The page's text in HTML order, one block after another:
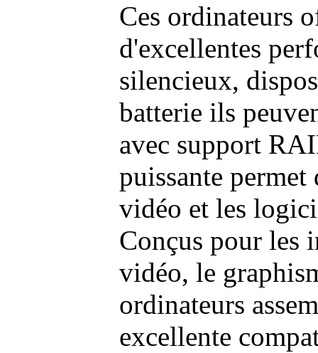
Ces ordinateurs
d'excellentes
silencieux,
batterie ils
avec support
puissante permet
vidéo et les
Conçus pour les
vidéo, le
ordinateurs
excellente